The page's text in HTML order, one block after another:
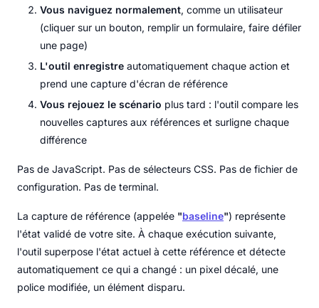
Vous naviguez normalement, comme un utilisateur
(cliquer sur un bouton, remplir un formulaire, faire défiler
une page)
L'outil enregistre automatiquement chaque action et
prend une capture d'écran de référence
Vous rejouez le scénario plus tard : l'outil compare les
nouvelles captures aux références et surligne chaque
différence
Pas de JavaScript. Pas de sélecteurs CSS. Pas de fichier de
configuration. Pas de terminal.
La capture de référence (appelée "baseline") représente
l'état validé de votre site. À chaque exécution suivante,
l'outil superpose l'état actuel à cette référence et détecte
automatiquement ce qui a changé : un pixel décalé, une
police modifiée, un élément disparu.